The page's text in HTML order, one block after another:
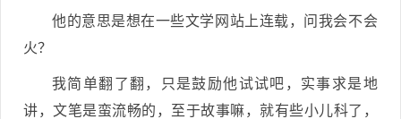
他的意思是想在一些文学网站上连载，问我会不会
火？
我简单翻了翻，只是鼓励他试试吧，实事求是地
讲，文笔是蛮流畅的，至于故事嘛，就有些小儿科了，